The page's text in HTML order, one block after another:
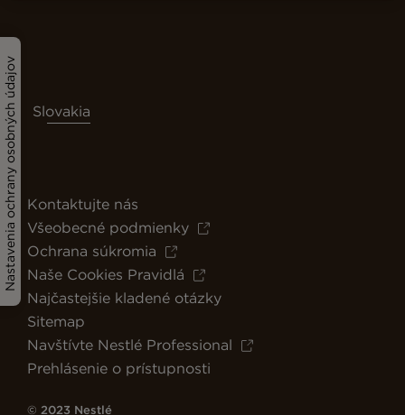
Nastavenia ochrany osobných údajov Slovakia
Kontaktujte nás
Všeobecné podmienky
Ochrana súkromia
Naše Cookies Pravidlá
Najčastejšie kladené otázky
Sitemap
Navštívte Nestlé Professional
Prehlásenie o prístupnosti
© 2023 Nestlé